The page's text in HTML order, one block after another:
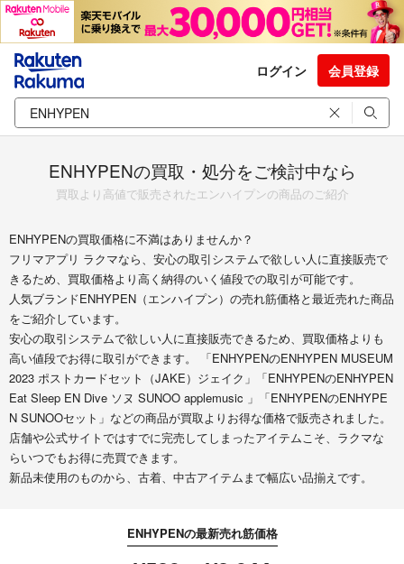
ログイン 会員登録
ENHYPENの買取・処分をご検討中なら
買取より高値で販売されたエンハイプンの商品のご紹介
ENHYPENの買取価格に不満はありませんか？
フリマアプリ ラクマなら、安心の取引システムで欲しい人に直接販売で
きるため、買取価格より高く納得のいく値段での取引が可能です。
人気ブランドENHYPEN（エンハイプン）の売れ筋価格と最近売れた商品
をご紹介しています。
安心の取引システムで欲しい人に直接販売できるため、買取価格よりも
高い値段でお得に取引ができます。 「ENHYPENのENHYPEN MUSEUM
2023 ポストカードセット（JAKE）ジェイク」「ENHYPENのENHYPEN
Eat Sleep EN Dive ソヌ SUNOO applemusic 」「ENHYPENのENHYPE
N SUNOOセット」などの商品が買取よりお得な価格で販売されました。
店舗や公式サイトではすでに完売してしまったアイテムこそ、ラクマな
らいつでもお得に売買できます。
新品未使用のものから、古着、中古アイテムまで幅広い品揃えです。
ENHYPENの最新売れ筋価格